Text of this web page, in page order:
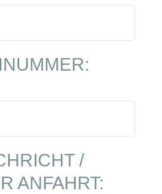
/
ANFAHRT: